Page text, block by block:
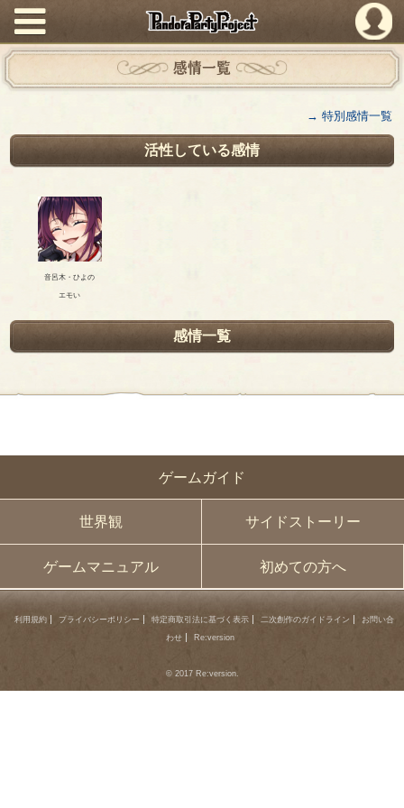
PandoraPartyProject
ゲームガイド
世界観 サイドストーリー
ゲームマニュアル 初めての方へ
感情一覧
→ 特別感情一覧
活性している感情
音呂木・ひよの
エモい
感情一覧
利用規約 プライバシーポリシー 特定商取引法に基づく表示 二次創作のガイドライン
お問い合
わせ
Re:version
© 2017 Re:version.